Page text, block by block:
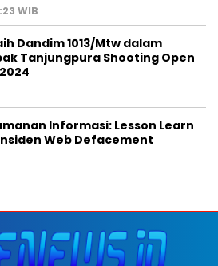
WIB
Dandim 1013/Mtw dalam
Tanjungpura Shooting Open
Informasi: Lesson Learn
Web Defacement